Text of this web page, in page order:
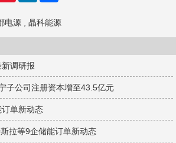
W
e
b
o
e
d
n
电源 晶科能源
调研报
子公司注册资本增至43.5亿元
单新动态
拉等9企储能订单新动态